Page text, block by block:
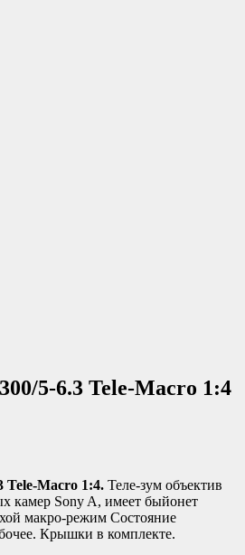
5-6.3 Tele-Macro 1:4
Tele-Macro 1:4. Теле-зум объектив
камер Sony A, имеет быйонет
макро-режим Состояние
Крышки в комплекте.